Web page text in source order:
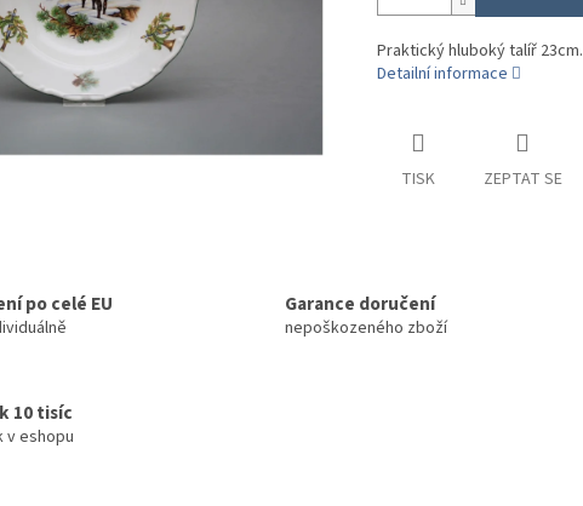
Praktický hluboký talíř 23cm.
Detailní informace
TISK ZEPTAT SE
po celé EU Garance doručení
nepoškozeného zboží
10 tisíc
v eshopu